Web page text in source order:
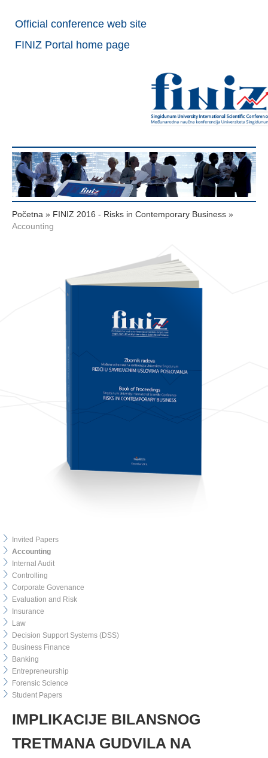
Official conference web site
FINIZ Portal home page
Početna » FINIZ 2016 - Risks in Contemporary Business »
Accounting
Invited Papers
Accounting
Internal Audit
Controlling
Corporate Govenance
Evaluation and Risk
Insurance
Law
Decision Support Systems (DSS)
Business Finance
Banking
Entrepreneurship
Forensic Science
Student Papers
IMPLIKACIJE BILANSNOG
TRETMANA GUDVILA NA